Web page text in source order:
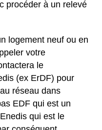
procéder à un relevé
logement neuf ou en
votre
le
(ex ErDF) pour
réseau dans
EDF qui est un
qui est le